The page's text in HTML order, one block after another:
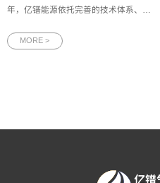
年，亿镨能源依托完善的技术体系、严
施经验，产品服务覆盖全球二十余个国
MORE >